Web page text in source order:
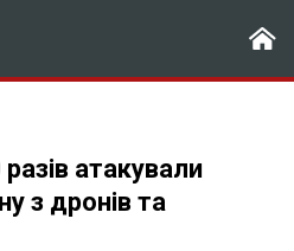
атакували
з дронів та